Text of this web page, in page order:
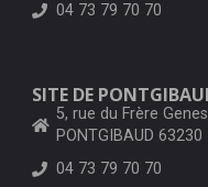
04 73 79 70 70
SITE DE
5, rue du Frère
PONTGIBAUD 63230
04 73 79 70 70